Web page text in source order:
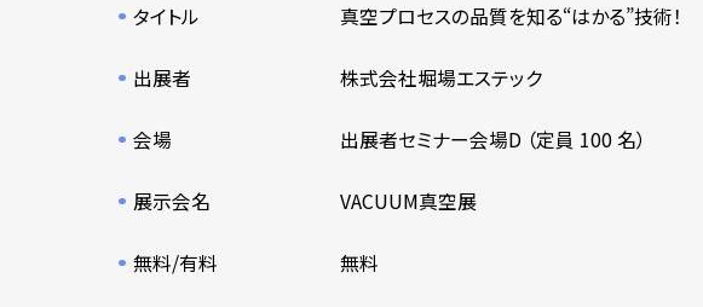
タイトル 真空プロセスの品質を知る“はかる”技術！
出展者 株式会社堀場エステック
会場 出展者セミナー会場D （定員 100 名）
展示会名 VACUUM真空展
無料/有料 無料